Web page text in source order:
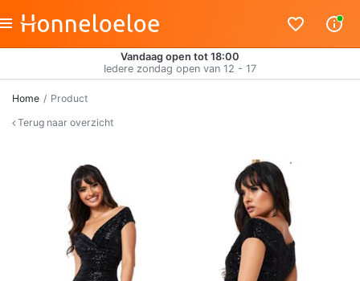
Vandaag open tot 18:00
Iedere zondag open van 12 - 17
Home
Product
Terug naar overzicht